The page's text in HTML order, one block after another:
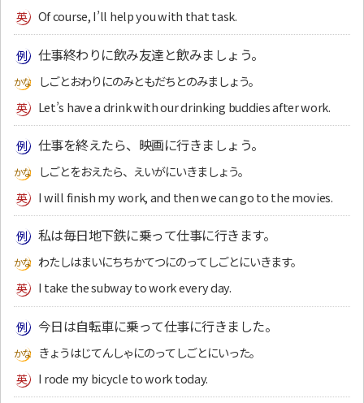
Of course, I’ll help you with that task.
仕事終わりに飲み友達と飲みましょう。
しごとおわりにのみともだちとのみましょう。
Let’s have a drink with our drinking buddies after work.
仕事を終えたら、映画に行きましょう。
しごとをおえたら、えいがにいきましょう。
I will finish my work, and then we can go to the movies.
私は毎日地下鉄に乗って仕事に行きます。
わたしはまいにちちかてつにのってしごとにいきます。
I take the subway to work every day.
今日は自転車に乗って仕事に行きました。
きょうはじてんしゃにのってしごとにいった。
I rode my bicycle to work today.